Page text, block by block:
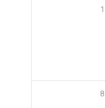
1
8